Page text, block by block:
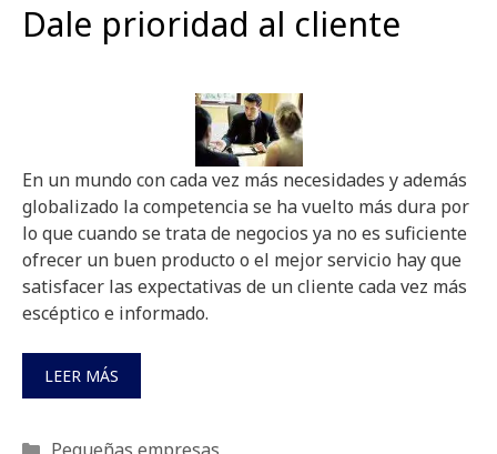
Dale prioridad al cliente
En un mundo con cada vez más necesidades y además
globalizado la competencia se ha vuelto más dura por
lo que cuando se trata de negocios ya no es suficiente
ofrecer un buen producto o el mejor servicio hay que
satisfacer las expectativas de un cliente cada vez más
escéptico e informado.
LEER MÁS
Categorías
Pequeñas empresas